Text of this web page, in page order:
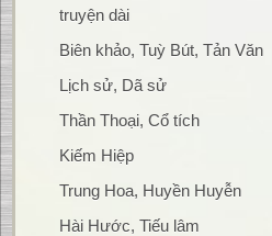
truyện dài
Biên khảo, Tuỳ Bút, Tản Văn
Lịch sử, Dã sử
Thần Thoại, Cổ tích
Kiếm Hiệp
Trung Hoa, Huyền Huyễn
Hài Hước, Tiếu lâm